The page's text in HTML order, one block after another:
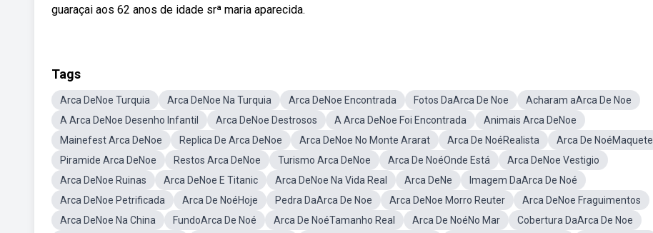
guaraçai aos 62 anos de idade srª maria aparecida.
Tags
Arca DeNoe Turquia Arca DeNoe Na Turquia Arca DeNoe Encontrada Fotos DaArca De Noe
Acharam aArca De Noe
A Arca DeNoe Desenho Infantil
Arca DeNoe Destrosos A Arca DeNoe Foi Encontrada
Animais Arca DeNoe
Mainefest Arca DeNoe
Replica De Arca DeNoe Arca DeNoe No Monte Ararat Arca De NoéRealista
Arca De NoéMaquete
Piramide Arca DeNoe
Restos Arca DeNoe Turismo Arca DeNoe Arca De NoéOnde Está
Arca DeNoe Vestigio
Arca DeNoe Ruinas
Arca DeNoe E Titanic Arca DeNoe Na Vida Real Arca DeNe
Imagem DaArca De Noé
Arca DeNoe Petrificada
Arca De NoéHoje Pedra DaArca De Noe Arca DeNoe Morro Reuter
Arca DeNoe Fraguimentos
Arca DeNoe Na China
FundoArca De Noé Arca De NoéTamanho Real Arca De NoéNo Mar
Cobertura DaArca De Noe